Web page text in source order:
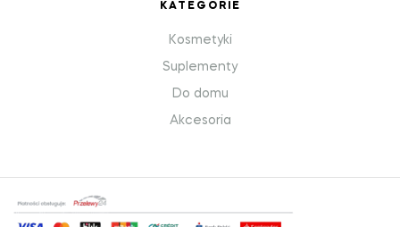
KATEGORIE
Kosmetyki
Suplementy
Do domu
Akcesoria